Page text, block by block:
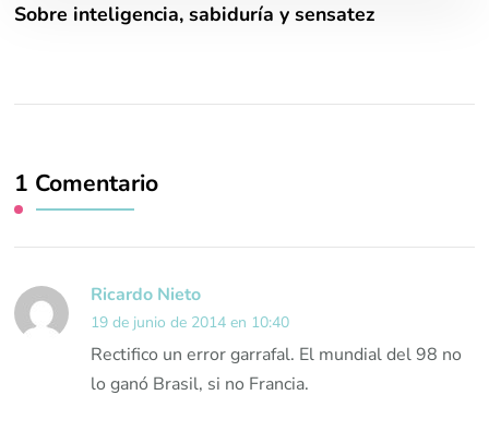
Sobre inteligencia, sabiduría y sensatez
1 Comentario
Ricardo Nieto
19 de junio de 2014 en 10:40
Rectifico un error garrafal. El mundial del 98 no
lo ganó Brasil, si no Francia.